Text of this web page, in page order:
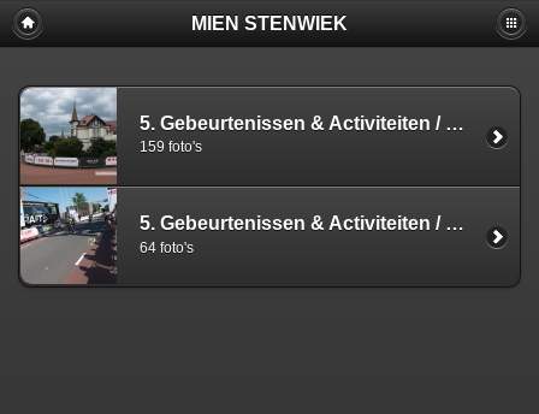
MIEN STENWIEK
5. Gebeurtenissen & Activiteiten /
159 foto's
5. Gebeurtenissen & Activiteiten /
64 foto's